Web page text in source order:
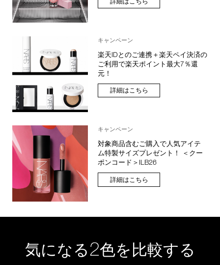
キャンペーン
楽天IDとのご連携＋楽天ペイ決済の
ご利用で楽天ポイント最大7％還
元！
詳細はこちら
キャンペーン
対象商品含むご購入で人気アイテ
ム特製サイズプレゼント！ ＜クー
ポンコード＞ILB26
詳細はこちら
気になる2色を比較する